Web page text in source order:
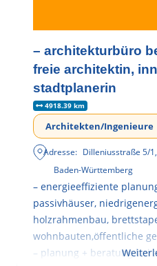
– architekturbüro
freie architektin,
stadtplanerin
4918.39 km
Architekten/Ingenieure
Adresse: Dilleniusstraße 5/1,
Baden-Württemberg
– energieeffiziente
passivhäuser,
holzrahmenbau,
wohnbauten,öffentliche
– planung + beratung bei